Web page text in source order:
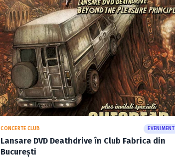
CONCERTE CLUB EVENIMENT
Lansare DVD Deathdrive în Club Fabrica din
Bucureşti